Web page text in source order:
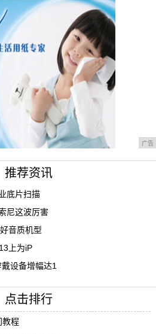
伤，利宝贴心
广告
推荐资讯
底片扫描
尼这波厉害
音质机型
上为iP
设备增幅达1
点击排行
教程